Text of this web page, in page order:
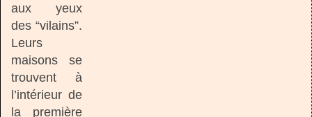
aux yeux
des “vilains”.
Leurs
maisons se
trouvent à
l’intérieur de
la première